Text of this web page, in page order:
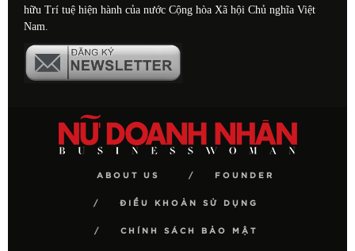
hữu Trí tuệ hiện hành của nước Cộng hòa Xã hội Chủ nghĩa Việt
Nam.
ABOUT US FOUNDER
ĐIỀU KHOẢN SỬ DỤNG
CHÍNH SÁCH BẢO MẬT